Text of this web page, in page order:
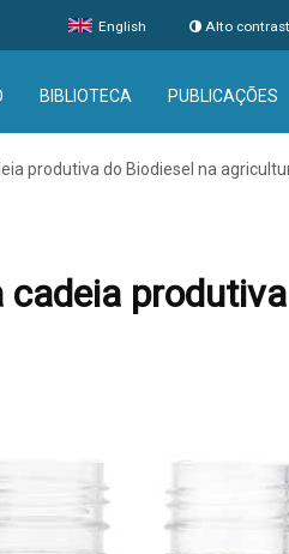
English Alto
BIBLIOTECA PUBLICAÇÕES
produtiva do Biodiesel na